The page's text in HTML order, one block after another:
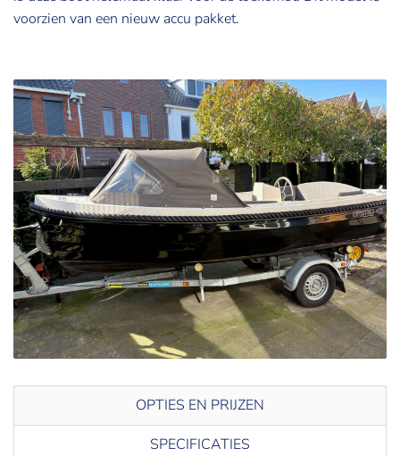
voorzien van een nieuw accu pakket.
OPTIES EN PRIJZEN
SPECIFICATIES